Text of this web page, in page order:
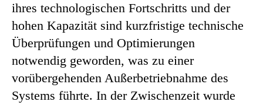
ihres technologischen Fortschritts und der
hohen Kapazität sind kurzfristige technische
Überprüfungen und Optimierungen
notwendig geworden, was zu einer
vorübergehenden Außerbetriebnahme des
Systems führte. In der Zwischenzeit wurde